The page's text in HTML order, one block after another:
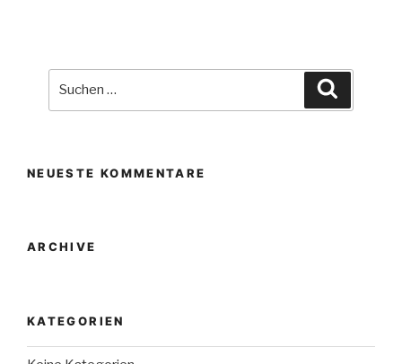
NEUESTE KOMMENTARE
ARCHIVE
KATEGORIEN